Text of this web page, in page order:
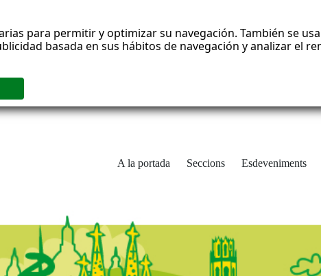
para permitir y optimizar su navegación. También se
basada en sus hábitos de navegación y analizar el
A la portada Seccions Esdeveniments